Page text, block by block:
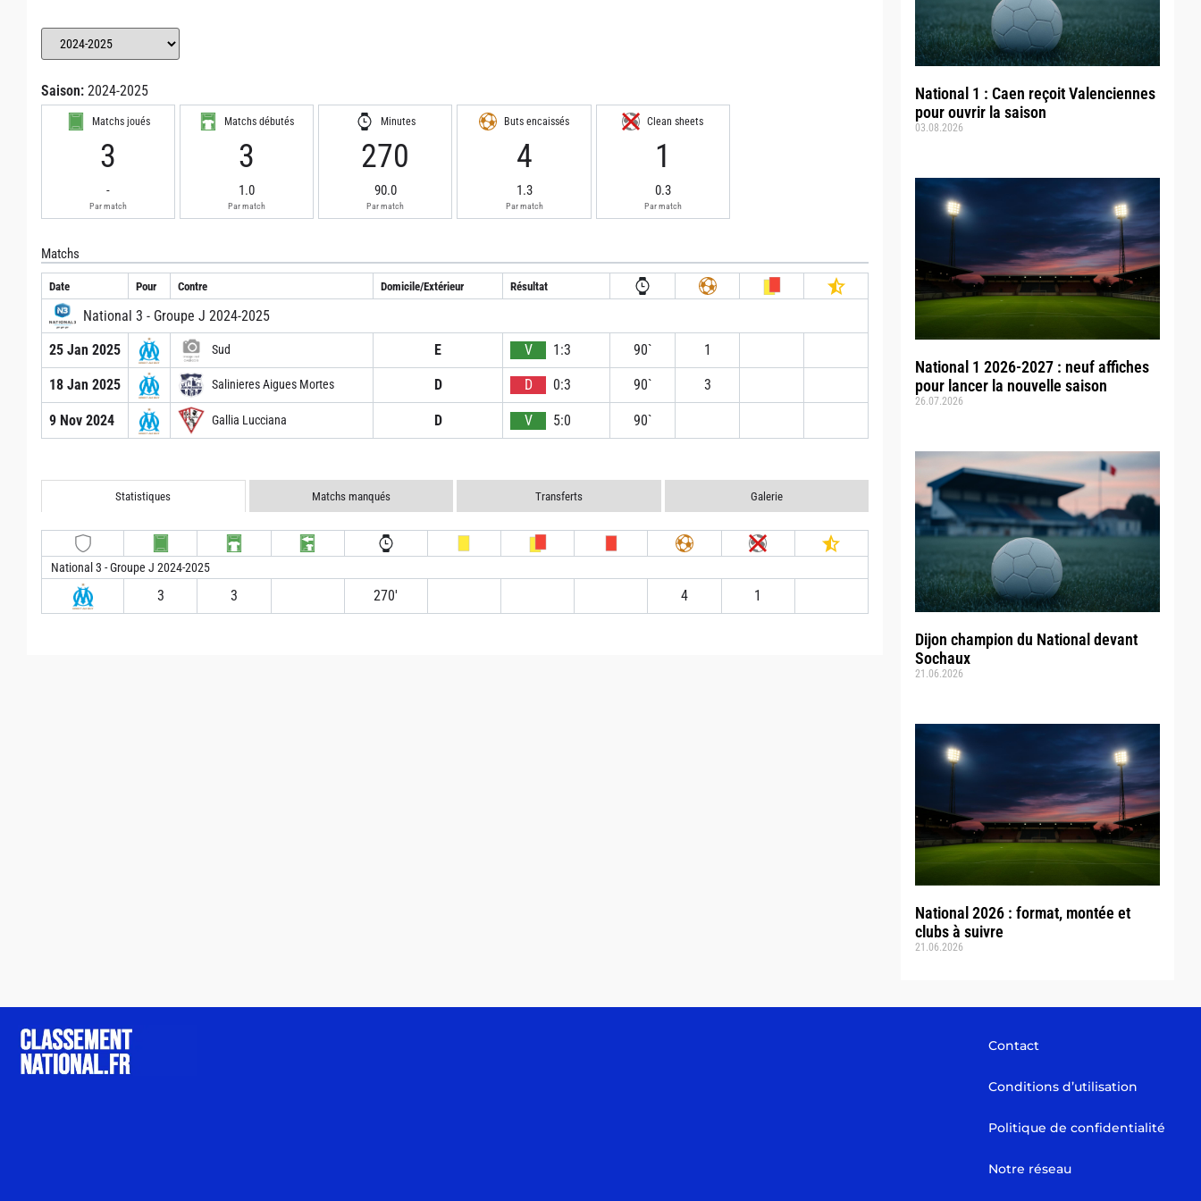
National 1 : Caen reçoit Valenciennes
pour ouvrir la saison
03.08.2026
National 1 2026-2027 : neuf affiches
pour lancer la nouvelle saison
26.07.2026
Dijon champion du National devant
Sochaux
21.06.2026
National 2026 : format, montée et
clubs à suivre
21.06.2026
Saison: 2024-2025
Matchs joués
3
-
Par match
Matchs débutés
3
1.0
Par match
Minutes
270
90.0
Par match
Buts encaissés
4
1.3
Par match
Clean sheets
1
0.3
Par match
Matchs
Date Pour Contre Domicile/Extérieur Résultat
National 3 - Groupe J 2024-2025
25 Jan 2025
Sud E V 1:3 90` 1
18 Jan 2025 Salinieres Aigues Mortes D D 0:3 90` 3
9 Nov 2024 Gallia Lucciana D V 5:0 90`
Statistiques Matchs manqués Transferts Galerie
National 3 - Groupe J 2024-2025
3 3 270′ 4 1
Contact
Conditions d’utilisation
Politique de confidentialité
Notre réseau